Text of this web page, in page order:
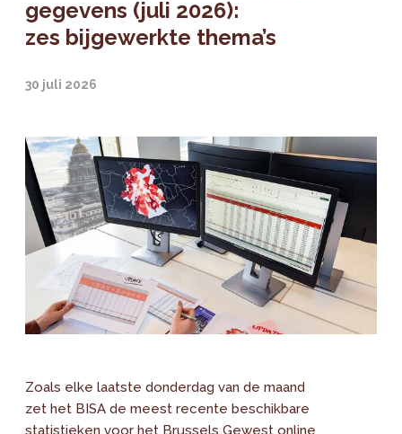
gegevens (juli 2026):
zes bijgewerkte thema’s
30 juli 2026
Zoals elke laatste donderdag van de maand
zet het BISA de meest recente beschikbare
statistieken voor het Brussels Gewest online